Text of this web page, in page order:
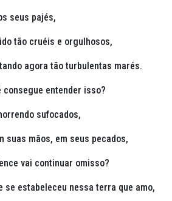
seus pajés,
tão cruéis e orgulhosos,
agora tão turbulentas marés.
consegue entender isso?
sufocados,
suas mãos, em seus pecados,
vai continuar omisso?
se estabeleceu nessa terra que amo,